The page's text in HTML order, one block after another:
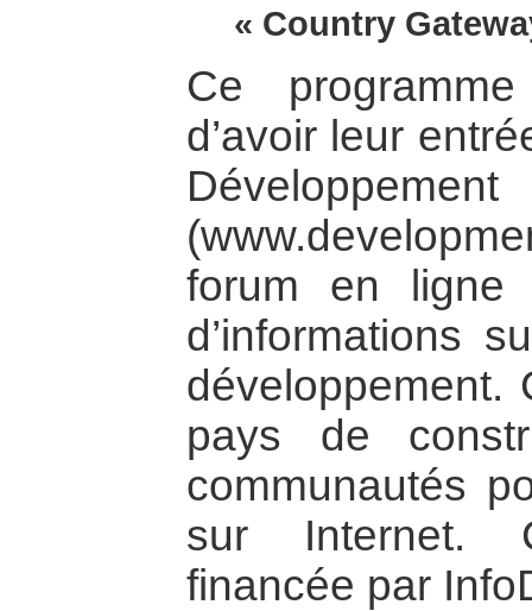
« Country
Ce
d’avoir leur
Développement
forum en ligne
d’informations
développement.
pays de
communautés
sur Internet.
financée par